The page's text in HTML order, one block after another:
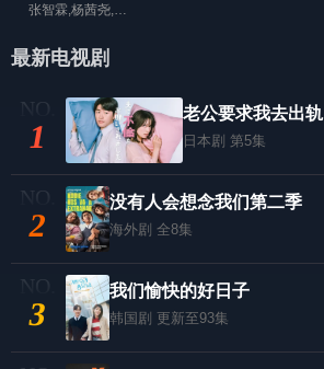
张智霖,杨茜尧,李彩桦,罗子溢,熊黛林,黄浩然,梁靖琪,郭政鸿,于洋,陈曼娜,艾威,余安安,陈明君,朱鉴然,刘沛蘅,潘艺桐
最新电视剧
1
老公要求我去出轨
日本剧 第5集
2
没有人会想念我们第二季
海外剧 全8集
3
我们愉快的好日子
韩国剧 更新至93集